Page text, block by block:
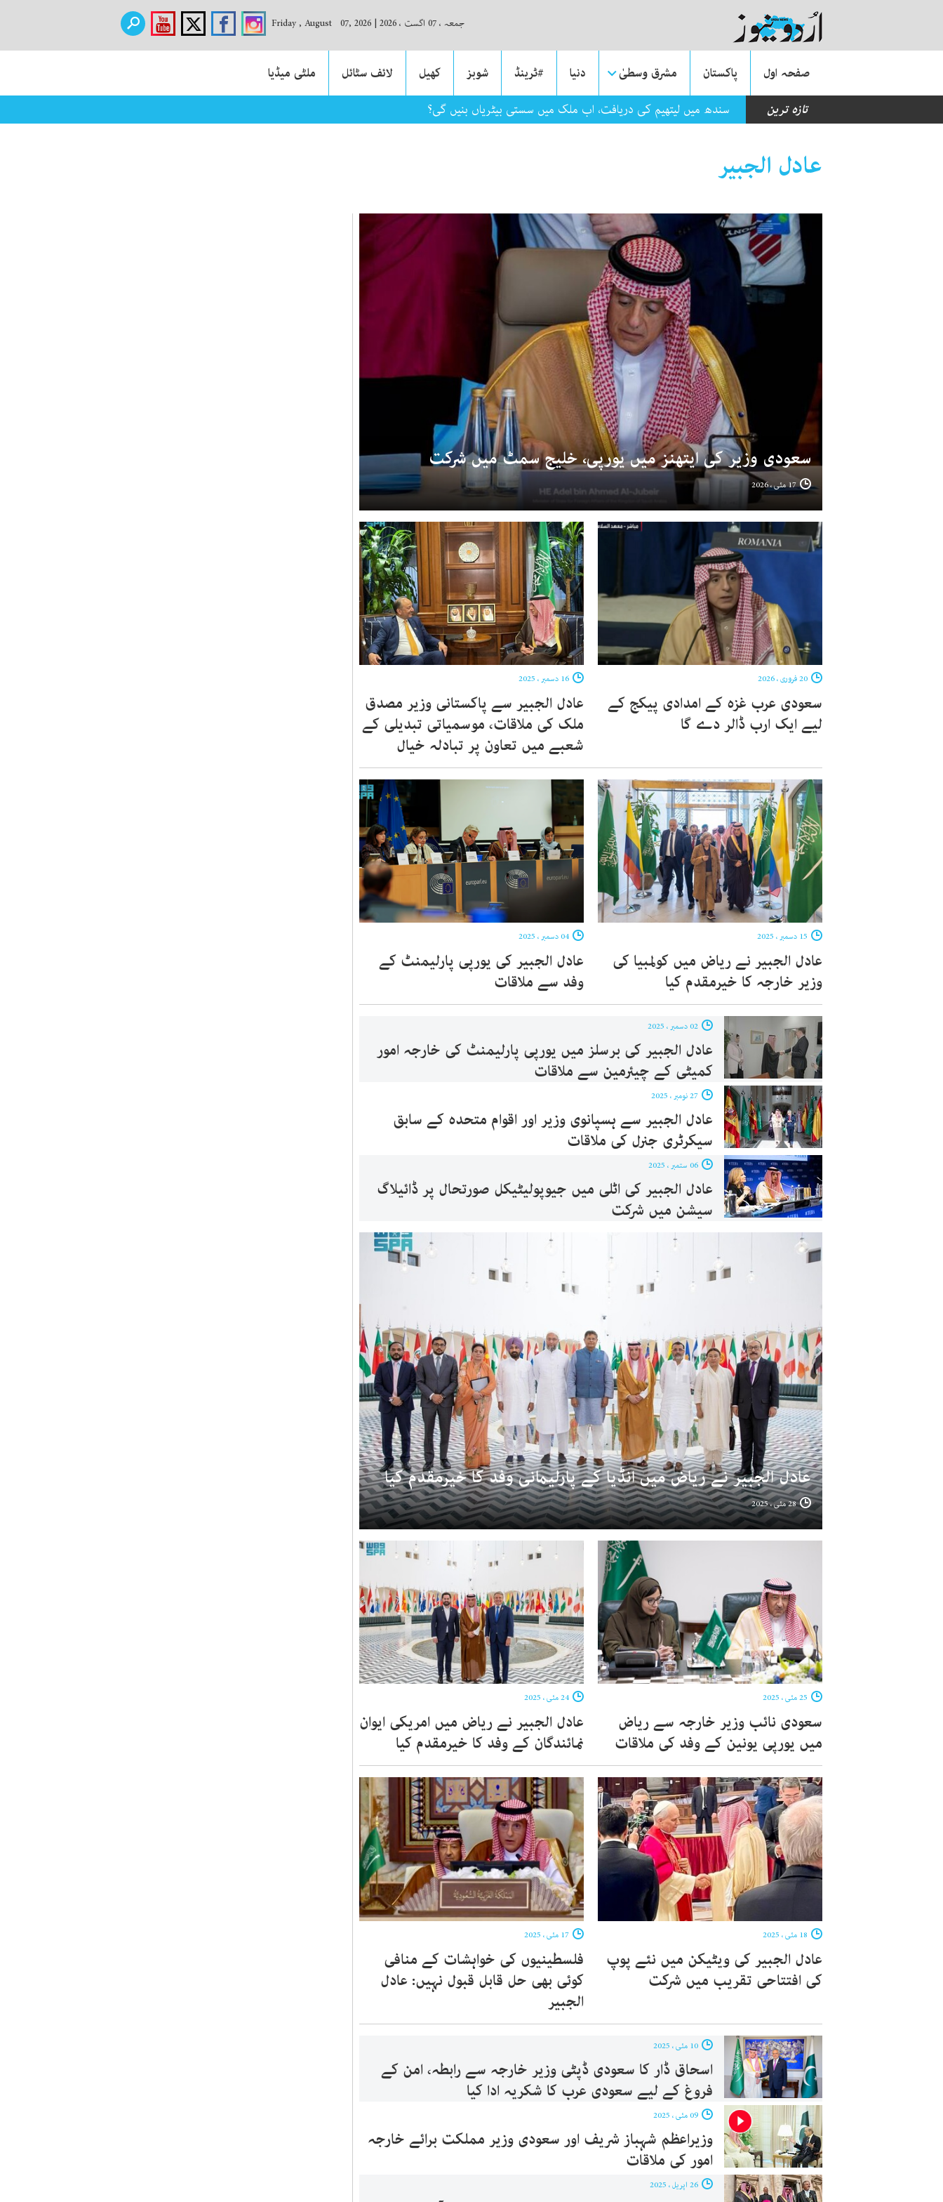
جمعہ ، 07 اگست ، 2026 |
Friday , August 07, 2026
صفحہ اول پاکستان مشرق وسطیٰ دنیا #ٹرینڈ شوبز کھیل لائف سٹائل
ملٹی میڈیا
تازہ ترین
سندھ میں لیتھیم کی دریافت، اب ملک میں سستی بیٹریاں بنیں گی؟
عادل الجبیر
سعودی وزیر کی ایتھنز میں یورپی، خلیج سمٹ میں شرکت
17 مئی ، 2026
سعودی عرب غزہ کے امدادی پیکج کے
لیے ایک ارب ڈالر دے گا
عادل الجبیر سے پاکستانی وزیر مصدق
ملک کی ملاقات، موسمیاتی تبدیلی کے
شعبے میں تعاون پر تبادلہ خیال
عادل الجبیر نے ریاض میں کولمبیا کی
وزیر خارجہ کا خیرمقدم کیا
عادل الجبیر کی یورپی پارلیمنٹ کے
وفد سے ملاقات
عادل الجبیر کی برسلز میں یورپی پارلیمنٹ کی خارجہ امور
کمیٹی کے چیئرمین سے ملاقات
عادل الجبیر سے ہسپانوی وزیر اور اقوام متحدہ کے سابق
سیکرٹری جنرل کی ملاقات
عادل الجبیر کی اٹلی میں جیوپولیٹیکل صورتحال پر ڈائیلاگ
سیشن میں شرکت
عادل الجبیر نے ریاض میں انڈیا کے پارلیمانی وفد کا خیرمقدم کیا
28 مئی ، 2025
سعودی نائب وزیر خارجہ سے ریاض
میں یورپی یونین کے وفد کی ملاقات
عادل الجبیر نے ریاض میں امریکی ایوان
نمائندگان کے وفد کا خیرمقدم کیا
عادل الجبیر کی ویٹیکن میں نئے پوپ
کی افتتاحی تقریب میں شرکت
فلسطینیوں کی خواہشات کے منافی
کوئی بھی حل قابل قبول نہیں: عادل
الجبیر
اسحاق ڈار کا سعودی ڈپٹی وزیر خارجہ سے رابطہ، امن کے
فروغ کے لیے سعودی عرب کا شکریہ ادا کیا
وزیراعظم شہباز شریف اور سعودی وزیر مملکت برائے خارجہ
امور کی ملاقات